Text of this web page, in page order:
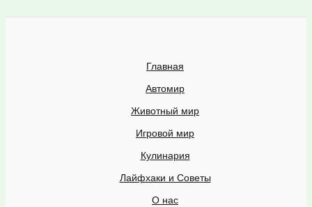
Главная
Автомир
Животный мир
Игровой мир
Кулинария
Лайфхаки и Советы
О нас